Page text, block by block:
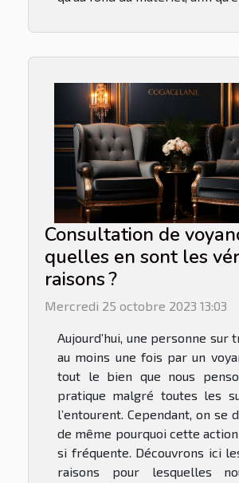
Consultation de
quelles en sont les
raisons ?
Mercredi 25 octobre 2023 13:03
Aujourd’hui, une personne sur
au moins une fois par un
tout le bien que nous
pratique malgré toutes les
l’entourent. Cependant, on se
de même pourquoi cette
si fréquente. Découvrons ici
raisons pour lesquelles